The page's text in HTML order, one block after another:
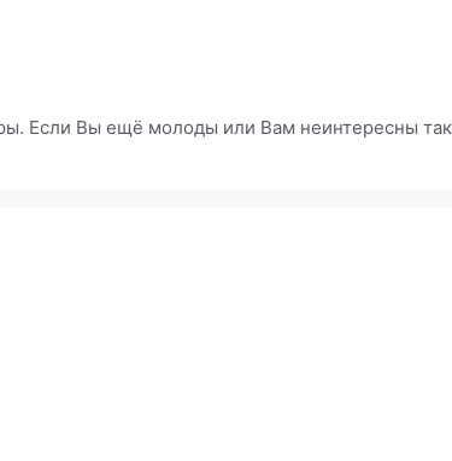
Если Вы ещё молоды или Вам неинтересны